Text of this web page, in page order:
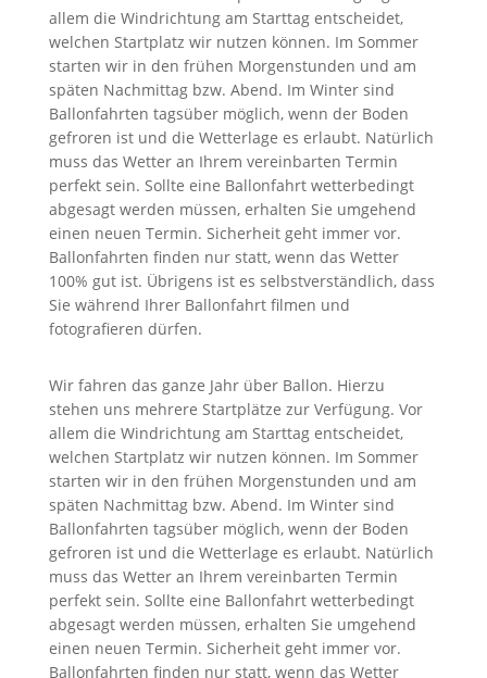
allem die Windrichtung am Starttag entscheidet,
welchen Startplatz wir nutzen können. Im Sommer
starten wir in den frühen Morgenstunden und am
späten Nachmittag bzw. Abend. Im Winter sind
Ballonfahrten tagsüber möglich, wenn der Boden
gefroren ist und die Wetterlage es erlaubt. Natürlich
muss das Wetter an Ihrem vereinbarten Termin
perfekt sein. Sollte eine Ballonfahrt wetterbedingt
abgesagt werden müssen, erhalten Sie umgehend
einen neuen Termin. Sicherheit geht immer vor.
Ballonfahrten finden nur statt, wenn das Wetter
100% gut ist. Übrigens ist es selbstverständlich, dass
Sie während Ihrer Ballonfahrt filmen und
fotografieren dürfen.
Wir fahren das ganze Jahr über Ballon. Hierzu
stehen uns mehrere Startplätze zur Verfügung. Vor
allem die Windrichtung am Starttag entscheidet,
welchen Startplatz wir nutzen können. Im Sommer
starten wir in den frühen Morgenstunden und am
späten Nachmittag bzw. Abend. Im Winter sind
Ballonfahrten tagsüber möglich, wenn der Boden
gefroren ist und die Wetterlage es erlaubt. Natürlich
muss das Wetter an Ihrem vereinbarten Termin
perfekt sein. Sollte eine Ballonfahrt wetterbedingt
abgesagt werden müssen, erhalten Sie umgehend
einen neuen Termin. Sicherheit geht immer vor.
Ballonfahrten finden nur statt, wenn das Wetter